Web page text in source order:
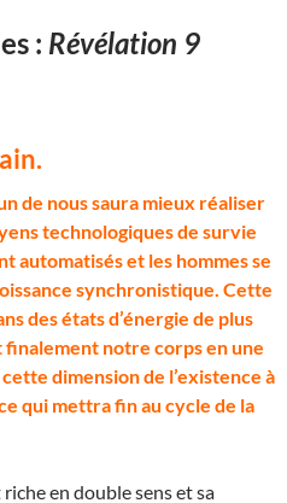
: Révélation 9
de nous saura mieux réaliser
technologiques de survie
automatisés et les hommes se
synchronistique. Cette
des états d’énergie de plus
notre corps en une
dimension de l’existence à
qui mettra fin au cycle de la
en double sens et sa